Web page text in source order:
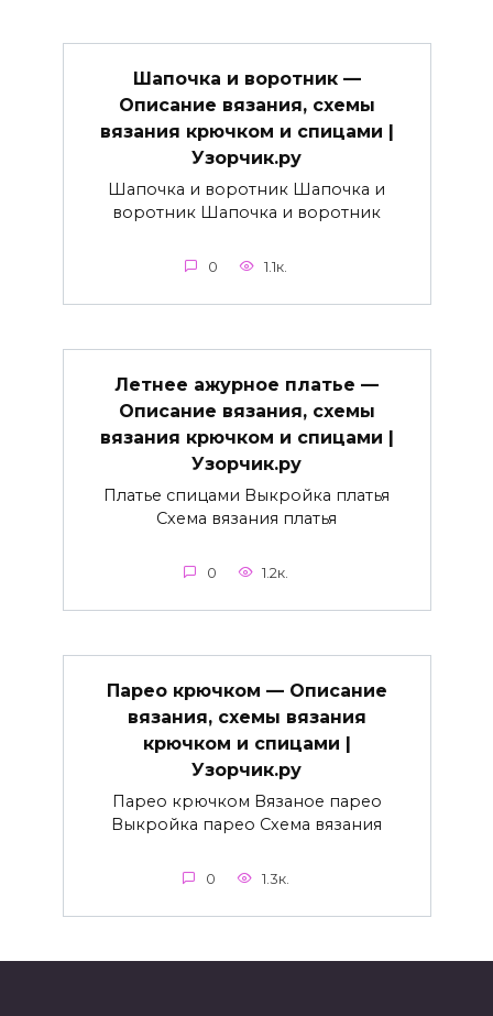
Шапочка и воротник —
Описание вязания, схемы
вязания крючком и спицами |
Узорчик.ру
Шапочка и воротник Шапочка и
воротник Шапочка и воротник
0 1.1к.
Летнее ажурное платье —
Описание вязания, схемы
вязания крючком и спицами |
Узорчик.ру
Платье спицами Выкройка платья
Схема вязания платья
0 1.2к.
Парео крючком — Описание
вязания, схемы вязания
крючком и спицами |
Узорчик.ру
Парео крючком Вязаное парео
Выкройка парео Схема вязания
0 1.3к.